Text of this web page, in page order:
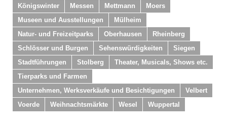
Königswinter
Messen Mettmann
Moers
Museen und Ausstellungen
Mülheim
Natur- und Freizeitparks
Oberhausen
Rheinberg
Schlösser und Burgen
Sehenswürdigkeiten
Siegen
Stadtführungen
Stolberg
Theater, Musicals, Shows etc.
Tierparks und Farmen
Unternehmen, Werksverkäufe und Besichtigungen
Velbert
Voerde
Weihnachtsmärkte Wesel Wuppertal